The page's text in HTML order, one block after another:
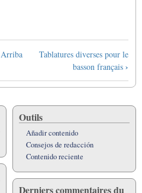
Arriba
Tablatures diverses pour le
basson français ›
Outils
Añadir contenido
Consejos de redacción
Contenido reciente
Derniers commentaires du